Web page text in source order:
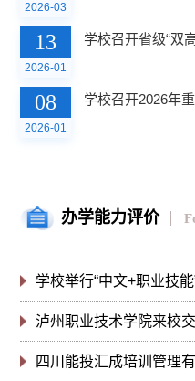
2026-03
13
2026-01
学校召开省级“双
08
2026-01
学校召开2026年
办学能力评价
泸州职业技术学院来校